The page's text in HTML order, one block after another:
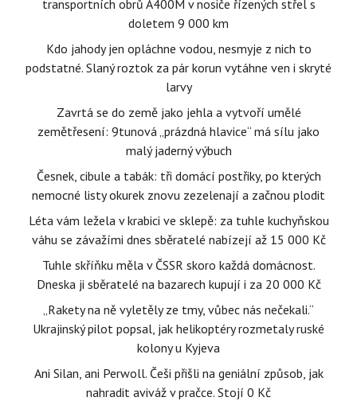
transportních obrů A400M v nosiče řízených střel s
doletem 9 000 km
Kdo jahody jen opláchne vodou, nesmyje z nich to
podstatné. Slaný roztok za pár korun vytáhne ven i skryté
larvy
Zavrtá se do země jako jehla a vytvoří umělé
zemětřesení: 9tunová „prázdná hlavice“ má sílu jako
malý jaderný výbuch
Česnek, cibule a tabák: tři domácí postřiky, po kterých
nemocné listy okurek znovu zezelenají a začnou plodit
Léta vám ležela v krabici ve sklepě: za tuhle kuchyňskou
váhu se závažími dnes sběratelé nabízejí až 15 000 Kč
Tuhle skříňku měla v ČSSR skoro každá domácnost.
Dneska ji sběratelé na bazarech kupují i za 20 000 Kč
„Rakety na ně vyletěly ze tmy, vůbec nás nečekali.“
Ukrajinský pilot popsal, jak helikoptéry rozmetaly ruské
kolony u Kyjeva
Ani Silan, ani Perwoll. Češi přišli na geniální způsob, jak
nahradit aviváž v pračce. Stojí 0 Kč